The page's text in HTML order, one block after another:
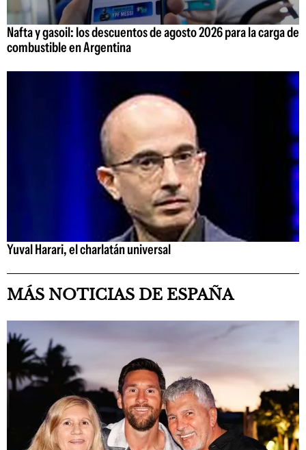
Nafta y gasoil: los descuentos de agosto 2026 para la carga de
combustible en Argentina
Yuval Harari, el charlatán universal
MÁS NOTICIAS DE ESPAÑA